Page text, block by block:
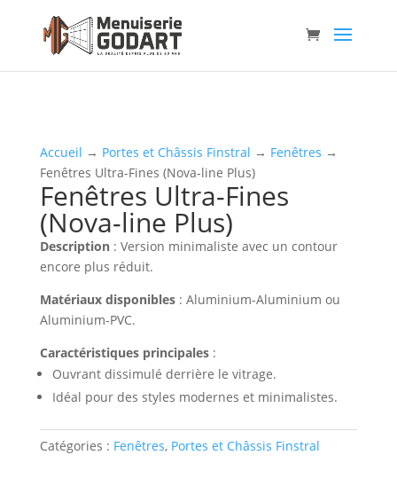
Accueil → Portes et Châssis Finstral → Fenêtres →
Fenêtres Ultra-Fines (Nova-line Plus)
Fenêtres Ultra-Fines
(Nova-line Plus)
Description: Version minimaliste avec un contour
encore plus réduit.
Matériaux disponibles: Aluminium-Aluminium ou
Aluminium-PVC.
Caractéristiques principales:
Ouvrant dissimulé derrière le vitrage.
Idéal pour des styles modernes et minimalistes.
Catégories : Fenêtres, Portes et Châssis Finstral